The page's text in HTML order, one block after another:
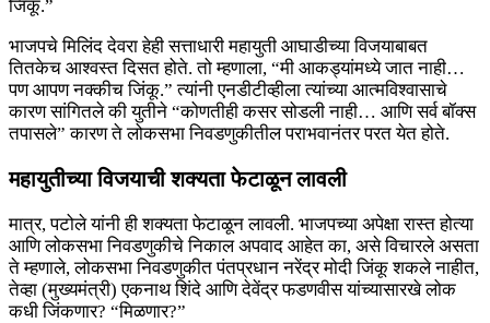
जिंकू.”
भाजपचे मिलिंद देवरा हेही सत्ताधारी महायुती आघाडीच्या विजयाबाबत
तितकेच आश्वस्त दिसत होते. तो म्हणाला, “मी आकड्यांमध्ये जात नाही…
पण आपण नक्कीच जिंकू.” त्यांनी एनडीटीव्हीला त्यांच्या आत्मविश्वासाचे
कारण सांगितले की युतीने “कोणतीही कसर सोडली नाही… आणि सर्व बॉक्स
तपासले” कारण ते लोकसभा निवडणुकीतील पराभवानंतर परत येत होते.
महायुतीच्या विजयाची शक्यता फेटाळून लावली
मात्र, पटोले यांनी ही शक्यता फेटाळून लावली. भाजपच्या अपेक्षा रास्त होत्या
आणि लोकसभा निवडणुकीचे निकाल अपवाद आहेत का, असे विचारले असता
ते म्हणाले, लोकसभा निवडणुकीत पंतप्रधान नरेंद्र मोदी जिंकू शकले नाहीत,
तेव्हा (मुख्यमंत्री) एकनाथ शिंदे आणि देवेंद्र फडणवीस यांच्यासारखे लोक
कधी जिंकणार? “मिळणार?”